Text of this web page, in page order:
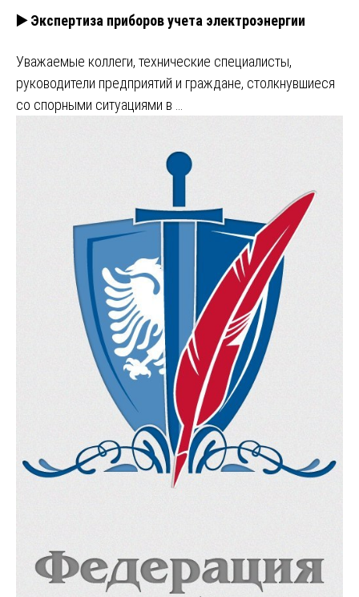
▶️ Экспертиза приборов учета электроэнергии
Уважаемые коллеги, технические специалисты,
руководители предприятий и граждане, столкнувшиеся
со спорными ситуациями в …